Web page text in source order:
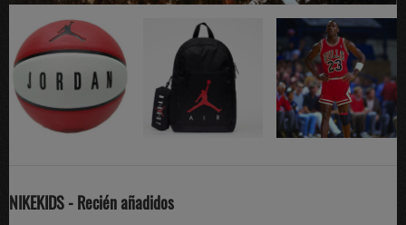
NIKEKIDS - Recién añadidos